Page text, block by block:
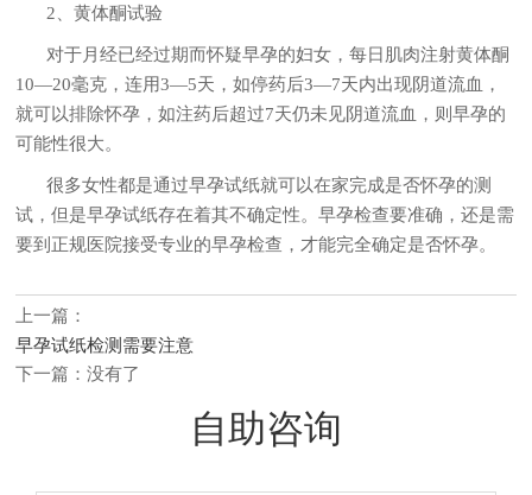
2、黄体酮试验
对于月经已经过期而怀疑早孕的妇女，每日肌肉注射黄体酮
10—20毫克，连用3—5天，如停药后3—7天内出现阴道流血，
就可以排除怀孕，如注药后超过7天仍未见阴道流血，则早孕的
可能性很大。
很多女性都是通过早孕试纸就可以在家完成是否怀孕的测
试，但是早孕试纸存在着其不确定性。早孕检查要准确，还是需
要到正规医院接受专业的早孕检查，才能完全确定是否怀孕。
上一篇：
早孕试纸检测需要注意
下一篇：没有了
自助咨询